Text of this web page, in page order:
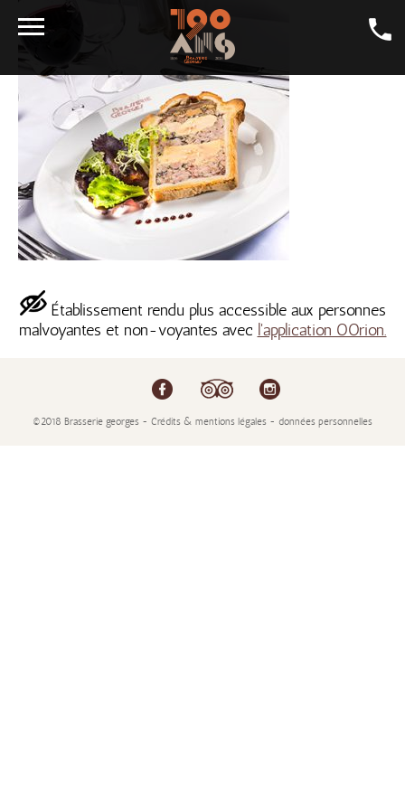
LA CARTE
LA BIÈRE
GALERIE
LA GEORGES
CONTACT
EMPLOI
Établissement rendu plus accessible aux personnes
malvoyantes et non-voyantes avec l'application OOrion.
©2018 Brasserie georges - Crédits & mentions légales - données personnelles